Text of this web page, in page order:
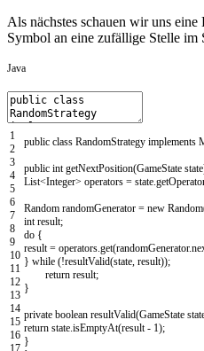
Als nächstes schauen wir uns
Symbol an eine zufällige Stelle im
Java
1
2
3
4
5
6
7
8
9
10
11
12
13
14
15
16
17
public class RandomStrategy implements
public int getNextPosition(GameState state
List<Integer> operators = state
Random randomGenerator = new Random
int result;
do {
result = operators get(randomGenerator.
} while (!resultValid(state result));
return result;
}
private boolean resultValid(GameState
return state isEmptyAt(result - 1);
}